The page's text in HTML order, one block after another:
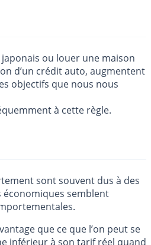
ou louer une maison
d’un crédit auto, augmentent
objectifs que nous nous
à cette règle.
sont souvent dus à des
économiques semblent
que ce que l’on peut se
inférieur à son tarif réel quand